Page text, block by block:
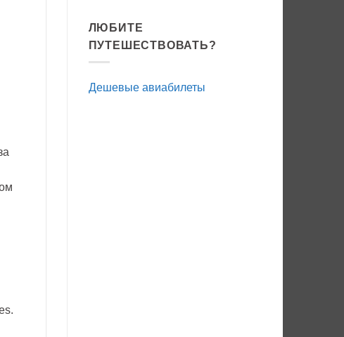
ЛЮБИТЕ
ПУТЕШЕСТВОВАТЬ?
Дешевые авиабилеты